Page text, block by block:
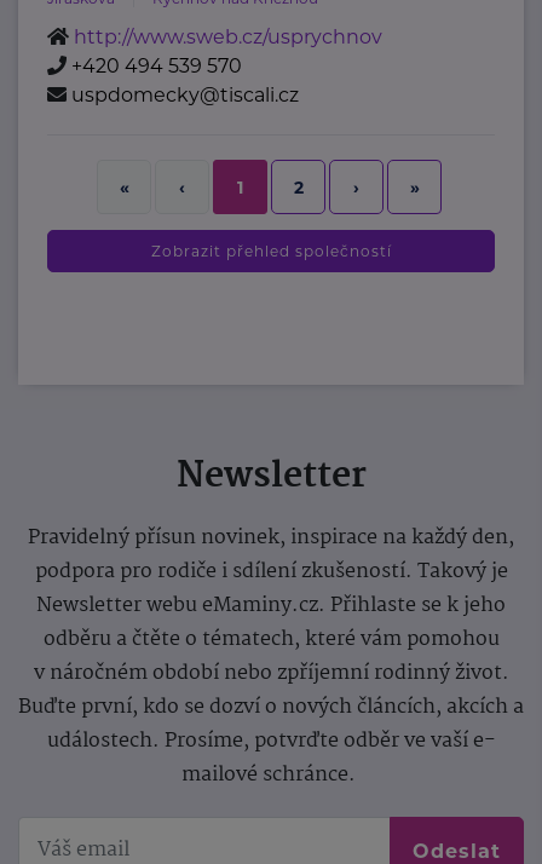
http://www.sweb.cz/usprychnov
+420 494 539 570
uspdomecky@tiscali.cz
« ‹ 1 2 › »
Zobrazit přehled společností
Newsletter
Pravidelný přísun novinek, inspirace na každý den,
podpora pro rodiče i sdílení zkušeností. Takový je
Newsletter webu eMaminy.cz. Přihlaste se k jeho
odběru a čtěte o tématech, které vám pomohou
v náročném období nebo zpříjemní rodinný život.
Buďte první, kdo se dozví o nových článcích, akcích a
událostech. Prosíme, potvrďte odběr ve vaší e-
mailové schránce.
Odeslat